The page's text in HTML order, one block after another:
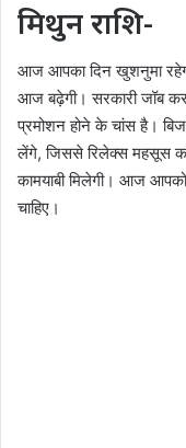
मिथुन राशि-
आज आपका दिन खुशनुमा
आज बढ़ेगी। सरकारी जॉब
प्रमोशन होने के चांस है।
लेंगे, जिससे रिलेक्स महसूस
कामयाबी मिलेगी। आज
चाहिए।